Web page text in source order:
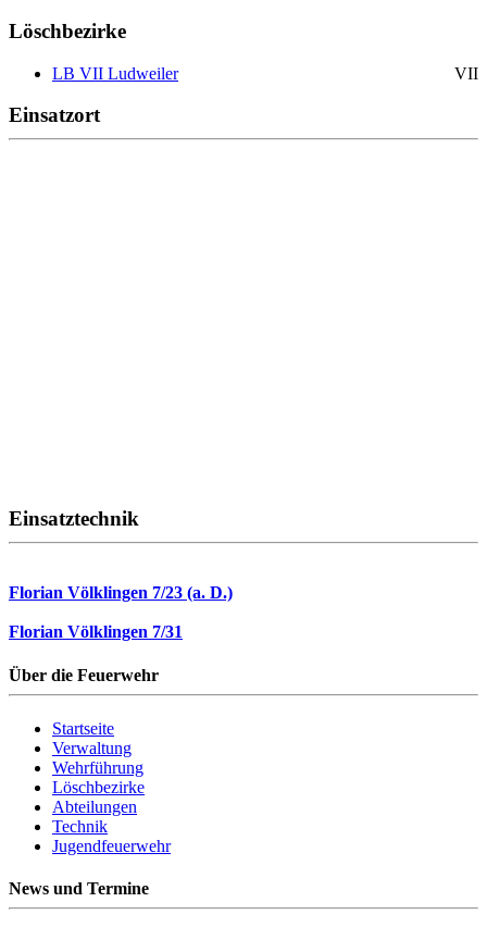
Löschbezirke
LB VII Ludweiler VII
Einsatzort
Einsatztechnik
Florian Völklingen 7/23 (a. D.)
Florian Völklingen 7/31
Über die Feuerwehr
Startseite
Verwaltung
Wehrführung
Löschbezirke
Abteilungen
Technik
Jugendfeuerwehr
News und Termine